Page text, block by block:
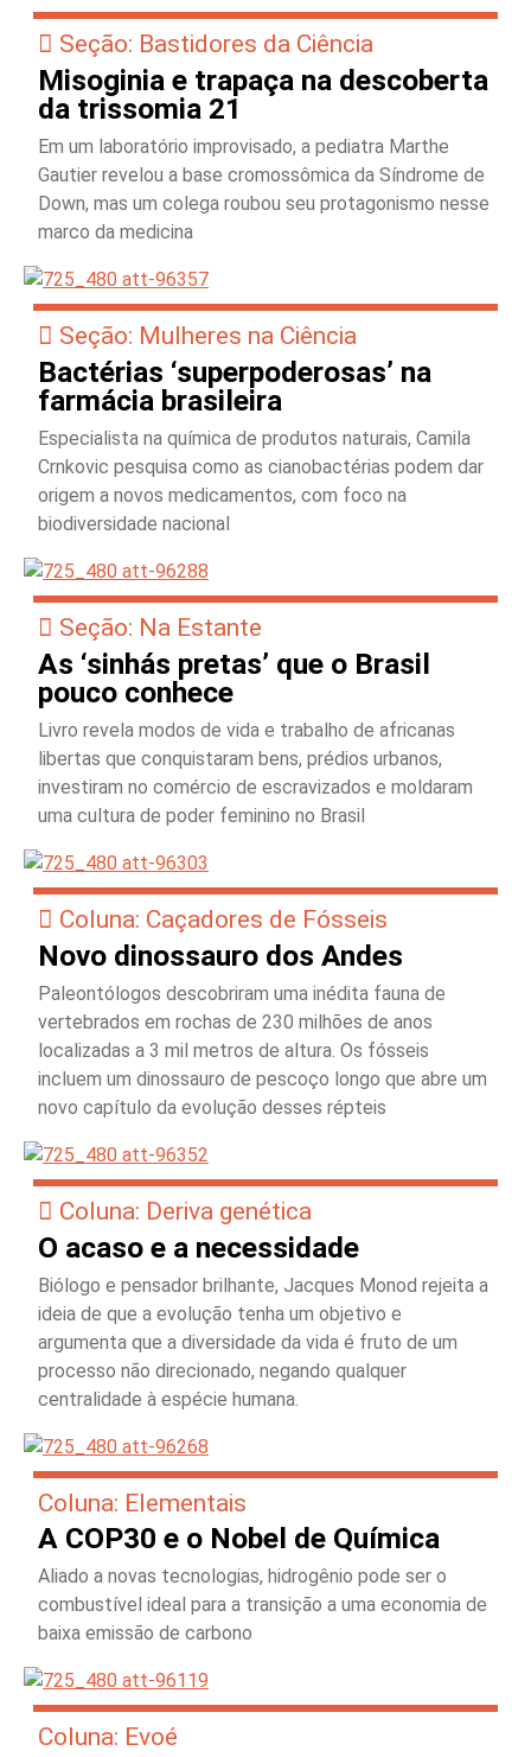
Seção: Bastidores da Ciência
Misoginia e trapaça na descoberta
da trissomia 21
Em um laboratório improvisado, a pediatra Marthe
Gautier revelou a base cromossômica da Síndrome de
Down, mas um colega roubou seu protagonismo nesse
marco da medicina
Seção: Mulheres na Ciência
Bactérias ‘superpoderosas’ na
farmácia brasileira
Especialista na química de produtos naturais, Camila
Crnkovic pesquisa como as cianobactérias podem dar
origem a novos medicamentos, com foco na
biodiversidade nacional
Seção: Na Estante
As ‘sinhás pretas’ que o Brasil
pouco conhece
Livro revela modos de vida e trabalho de africanas
libertas que conquistaram bens, prédios urbanos,
investiram no comércio de escravizados e moldaram
uma cultura de poder feminino no Brasil
Coluna: Caçadores de Fósseis
Novo dinossauro dos Andes
Paleontólogos descobriram uma inédita fauna de
vertebrados em rochas de 230 milhões de anos
localizadas a 3 mil metros de altura. Os fósseis
incluem um dinossauro de pescoço longo que abre um
novo capítulo da evolução desses répteis
Coluna: Deriva genética
O acaso e a necessidade
Biólogo e pensador brilhante, Jacques Monod rejeita a
ideia de que a evolução tenha um objetivo e
argumenta que a diversidade da vida é fruto de um
processo não direcionado, negando qualquer
centralidade à espécie humana.
Coluna: Elementais
A COP30 e o Nobel de Química
Aliado a novas tecnologias, hidrogênio pode ser o
combustível ideal para a transição a uma economia de
baixa emissão de carbono
Coluna: Evoé